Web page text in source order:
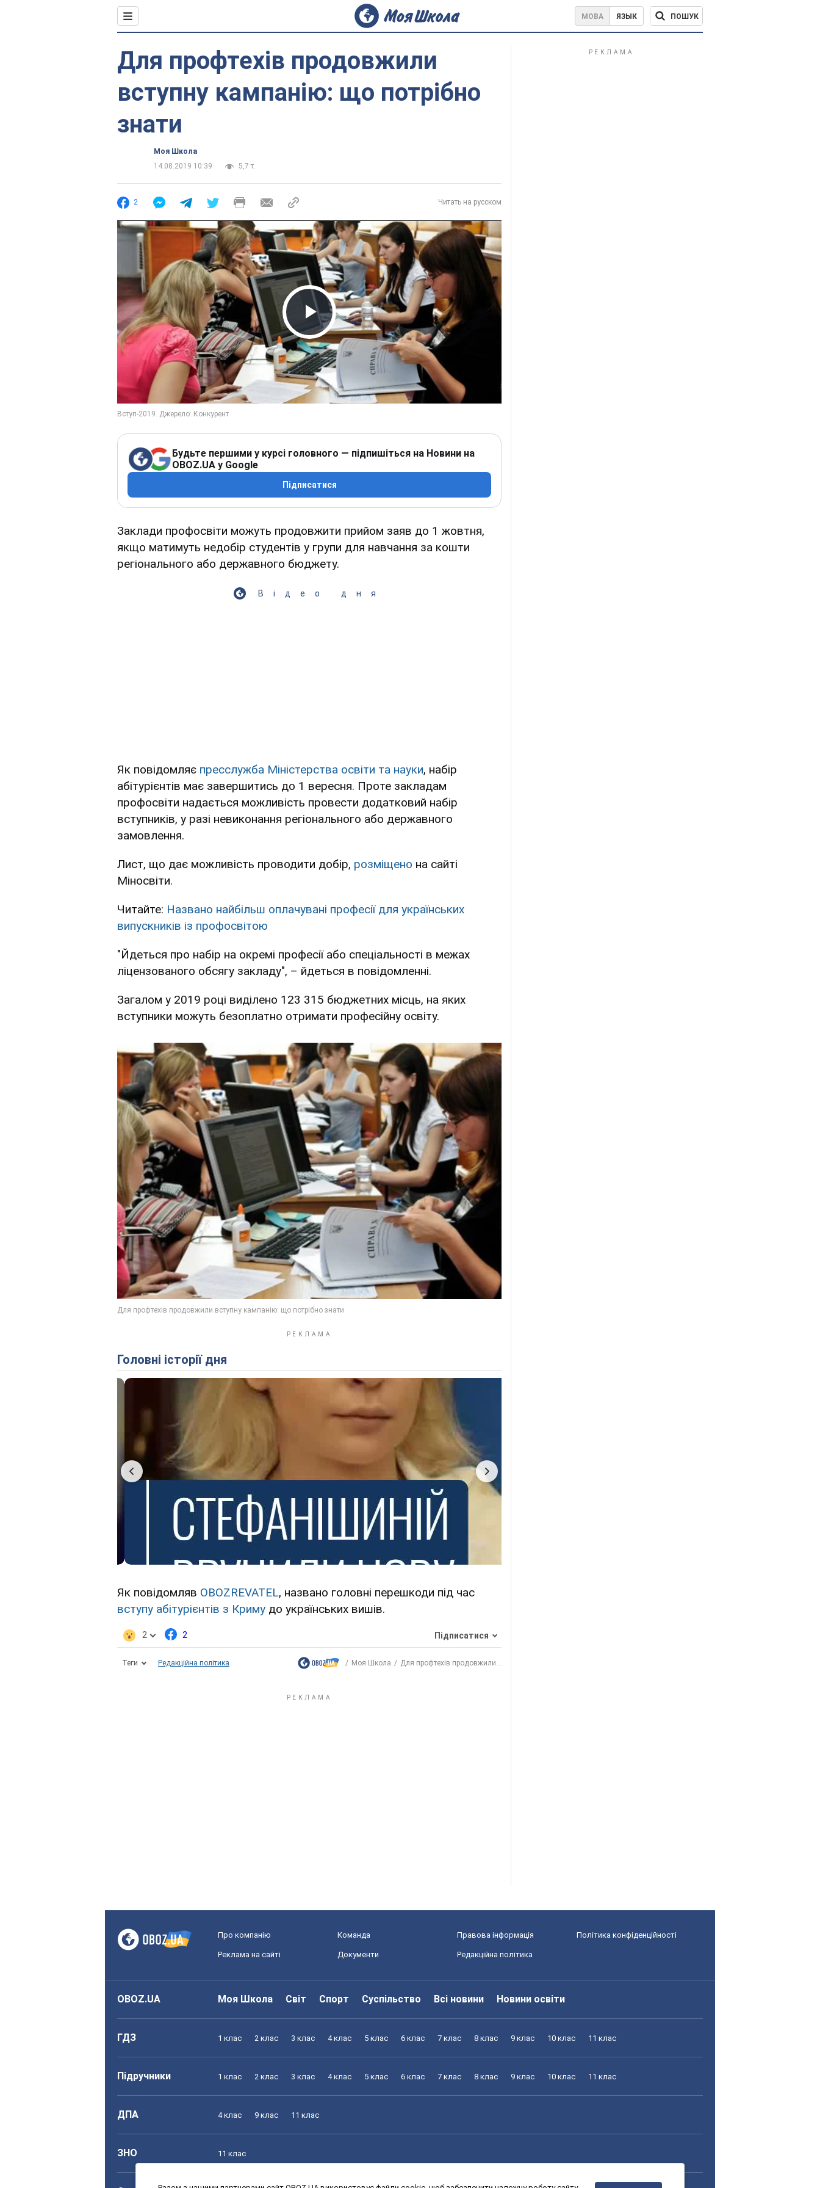
МОВА ЯЗЫК ПОШУК
Для профтехів продовжили
вступну кампанію: що потрібно
знати
Моя Школа
14.08.2019 10:39
5,7 т.
2 Читать на русском
Play Video
Будьте першими у курсі головного — підпишіться на Новини на
OBOZ.UA у Google
Підписатися
Заклади профосвіти можуть продовжити прийом заяв до 1 жовтня,
якщо матимуть недобір студентів у групи для навчання за кошти
регіонального або державного бюджету.
Відео дня
Як повідомляє пресслужба Міністерства освіти та науки, набір
абітурієнтів має завершитись до 1 вересня. Проте закладам
профосвіти надається можливість провести додатковий набір
вступників, у разі невиконання регіонального або державного
замовлення.
Лист, що дає можливість проводити добір, розміщено на сайті
Міносвіти.
Читайте: Названо найбільш оплачувані професії для українських
випускників із профосвітою
"Йдеться про набір на окремі професії або спеціальності в межах
ліцензованого обсягу закладу", – йдеться в повідомленні.
Загалом у 2019 році виділено 123 315 бюджетних місць, на яких
вступники можуть безоплатно отримати професійну освіту.
Головні історії дня
Як повідомляв OBOZREVATEL, названо головні перешкоди під час
вступу абітурієнтів з Криму до українських вишів.
2 2 Підписатися
Теги Редакційна політика Моя Школа Для профтехів продовжили...
Про компанію Команда Правова інформація Політика конфіденційності
Реклама на сайті Документи Редакційна політика
OBOZ.UA Моя Школа Світ Спорт Суспільство Всі новини Новини освіти
ГДЗ 1 клас 2 клас 3 клас 4 клас 5 клас 6 клас 7 клас 8 клас 9 клас 10 клас 11 клас
Підручники 1 клас 2 клас 3 клас 4 клас 5 клас 6 клас 7 клас 8 клас 9 клас 10 клас 11 клас
ДПА 4 клас 9 клас 11 клас
ЗНО 11 клас